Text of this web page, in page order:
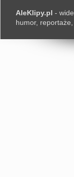
AleKlipy.pl -
humor,